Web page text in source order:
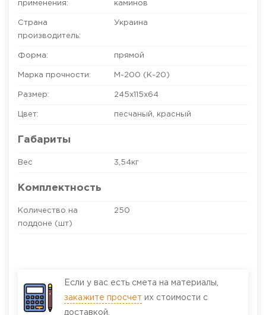
применения:
каминов
Страна
производитель:
Украина
Форма: прямой
Марка прочности: М-200 (К-20)
Размер: 245х115х64
Цвет: песчаный красный
Габариты
Вес 3,54кг
Комплектность
Количество на
поддоне (шт)
250
Если у вас есть смета на материалы,
закажите просчет их стоимости с
доставкой.